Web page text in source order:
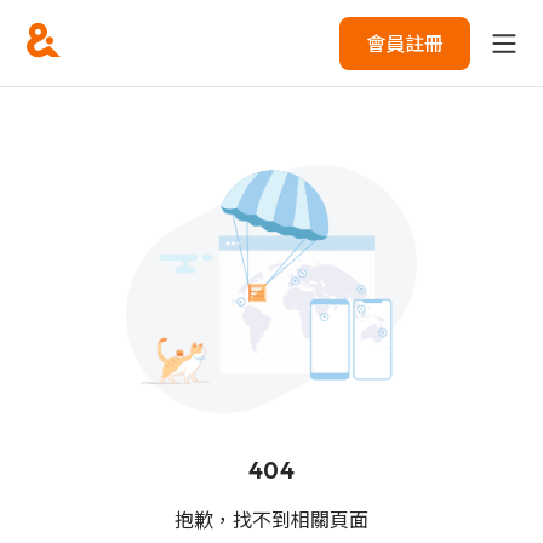
會員註冊
404
抱歉，找不到相關頁面